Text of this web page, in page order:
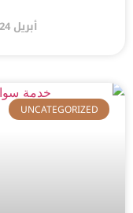
أبريل 24, 2026
UNCATEGORIZED